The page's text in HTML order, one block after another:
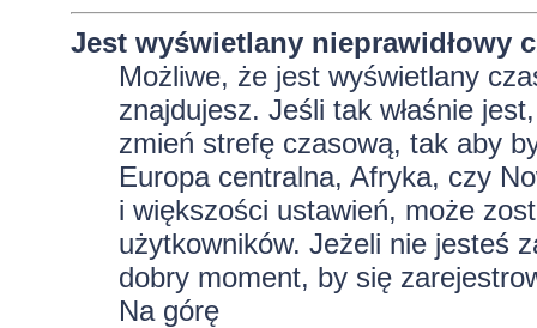
Jest wyświetlany nieprawidłowy
Możliwe, że jest wyświetlany
znajdujesz. Jeśli tak właśnie
zmień strefę czasową, tak aby
Europa centralna, Afryka, czy
i większości ustawień, może
użytkowników. Jeżeli nie jesteś
dobry moment, by się
Na górę